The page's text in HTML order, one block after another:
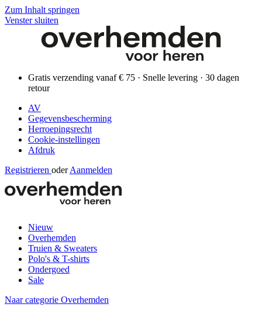
Zum Inhalt springen
Venster sluiten
Gratis verzending vanaf € 75 · Snelle levering · 30 dagen
retour
AV
Gegevensbescherming
Herroepingsrecht
Cookie-instellingen
Afdruk
Registrieren oder Aanmelden
Nieuw
Overhemden
Truien & Sweaters
Polo's & T-shirts
Ondergoed
Sale
Naar categorie Overhemden